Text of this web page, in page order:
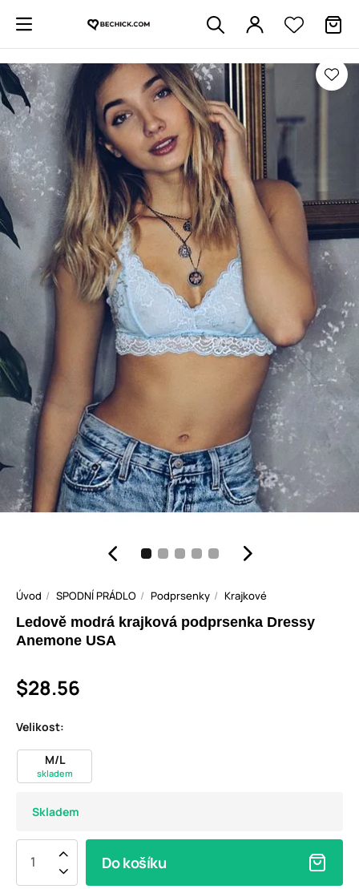
Úvod SPODNÍ PRÁDLO Podprsenky Krajkové
Ledově modrá krajková podprsenka Dressy
Anemone USA
$28.56
Velikost:
M/L
skladem
Skladem
Do košíku